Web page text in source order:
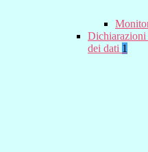
Dichiarazioni
dei dati 1